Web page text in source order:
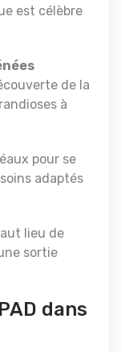
est célèbre
de la
à
pour se
adaptés
lieu de
sortie
dans